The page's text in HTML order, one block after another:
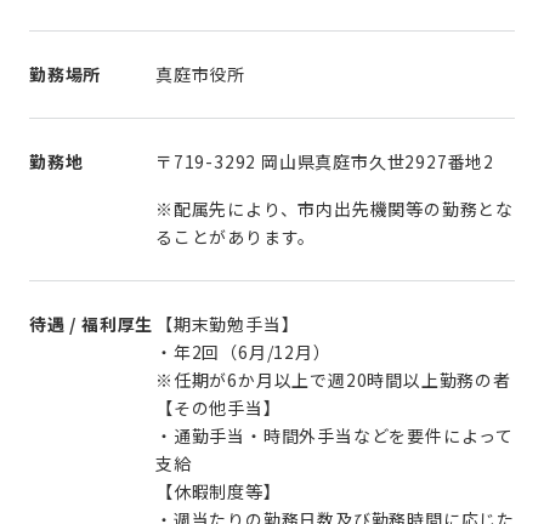
勤務場所 真庭市役所
勤務地
〒719-3292 岡山県真庭市久世2927番地2
※配属先により、市内出先機関等の勤務とな
ることがあります。
待遇 / 福利厚生
【期末勤勉手当】
・年2回（6月/12月）
※任期が6か月以上で週20時間以上勤務の者
【その他手当】
・通勤手当・時間外手当などを要件によって
支給
【休暇制度等】
・週当たりの勤務日数及び勤務時間に応じた